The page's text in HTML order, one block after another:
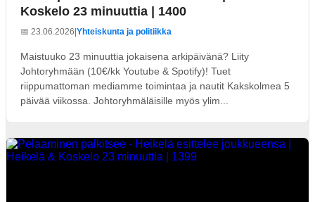
Koskelo 23 minuuttia | 1400
📅 23.06.2026 Yhteiskunta ja politiikka
Maistuuko 23 minuuttia jokaisena arkipäivänä? Liity
Johtoryhmään (10€/kk Youtube & Spotify)! Tuet
riippumattoman mediamme toimintaa ja nautit Kakskolmea 5
päivää viikossa. Johtoryhmäläisille myös ylim...